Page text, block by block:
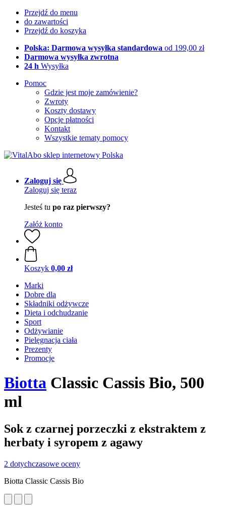
Przejdź do menu
do zawartości
Przejdź do koszyka
Polska: Darmowa wysyłka standardowa od 199,00 zł
Darmowa wysyłka zwrotna
24 h Wysyłka
Pomoc
Gdzie jest moje zamówienie?
Zwroty
Koszty dostawy
Opcje płatności
Kontakt
Wszystkie tematy pomocy
Zaloguj się
Zaloguj się teraz
Jesteś tu po raz pierwszy?
Załóż konto
Koszyk 0,00 zł
Marki
Dobre dla
Składniki odżywcze
Dieta i odchudzanie
Sport
Odżywianie
Pielęgnacja ciała
Prezenty
Promocje
Biotta Classic Cassis Bio, 500
ml
Sok z czarnej porzeczki z ekstraktem z
herbaty i syropem z agawy
2 dotychczasowe oceny
Biotta Classic Cassis Bio